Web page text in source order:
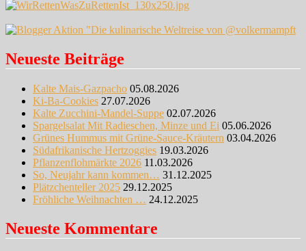
Neueste Beiträge
Kalte Mais-Gazpacho 05.08.2026
Ki-Ba-Cookies 27.07.2026
Kalte Zucchini-Mandel-Suppe 02.07.2026
Spargelsalat Mit Radieschen, Minze und Ei 05.06.2026
Grünes Hummus mit Grüne-Sauce-Kräutern 03.04.2026
Südafrikanische Hertzoggies 19.03.2026
Pflanzenflohmärkte 2026 11.03.2026
So, Neujahr kann kommen… 31.12.2025
Plätzchenteller 2025 29.12.2025
Fröhliche Weihnachten … 24.12.2025
Neueste Kommentare